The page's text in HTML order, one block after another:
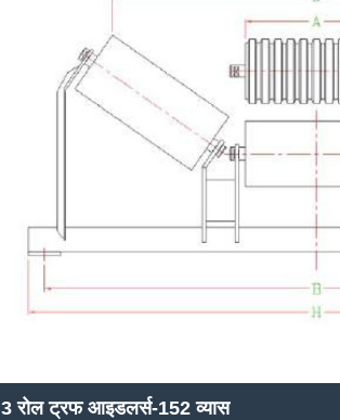
3 रोल ट्रफ आइडलर्स-152 व्यास